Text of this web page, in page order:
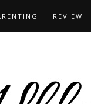
REVIEW